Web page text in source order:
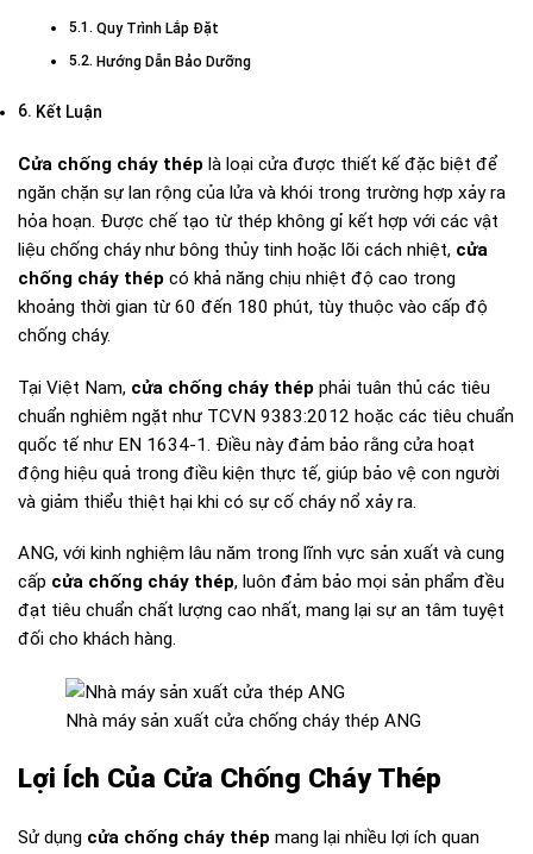
Quy Trình Lắp Đặt
Hướng Dẫn Bảo Dưỡng
Kết Luận
Cửa chống cháy thép là loại cửa được thiết kế đặc biệt để
ngăn chặn sự lan rộng của lửa và khói trong trường hợp xảy ra
hỏa hoạn. Được chế tạo từ thép không gỉ kết hợp với các vật
liệu chống cháy như bông thủy tinh hoặc lõi cách nhiệt, cửa
chống cháy thép có khả năng chịu nhiệt độ cao trong
khoảng thời gian từ 60 đến 180 phút, tùy thuộc vào cấp độ
chống cháy.
Tại Việt Nam, cửa chống cháy thép phải tuân thủ các tiêu
chuẩn nghiêm ngặt như TCVN 9383:2012 hoặc các tiêu chuẩn
quốc tế như EN 1634-1. Điều này đảm bảo rằng cửa hoạt
động hiệu quả trong điều kiện thực tế, giúp bảo vệ con người
và giảm thiểu thiệt hại khi có sự cố cháy nổ xảy ra.
ANG, với kinh nghiệm lâu năm trong lĩnh vực sản xuất và cung
cấp cửa chống cháy thép, luôn đảm bảo mọi sản phẩm đều
đạt tiêu chuẩn chất lượng cao nhất, mang lại sự an tâm tuyệt
đối cho khách hàng.
Nhà máy sản xuất cửa chống cháy thép ANG
Lợi Ích Của Cửa Chống Cháy Thép
Sử dụng cửa chống cháy thép mang lại nhiều lợi ích quan